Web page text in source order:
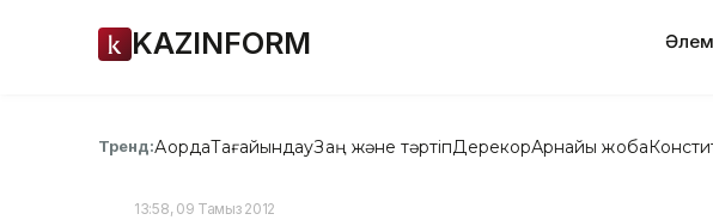
KAZINFORM
Тренд:АқордаТағайындауЗаң және тәртіпДерекқорАрнайы жоба
13:58, 09 Тамыз 2012